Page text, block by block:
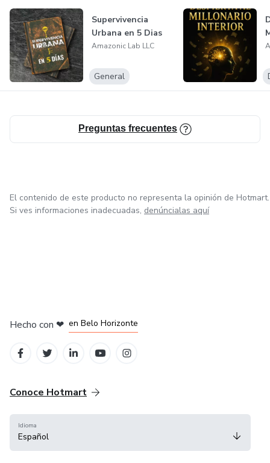
Supervivencia
Urbana en 5 Dias
Amazonic Lab LLC
General
Preguntas frecuentes
El contenido de este producto no representa la opinión de Hotmart.
Si ves informaciones inadecuadas, denúncialas aquí
Hecho con ❤ en Belo Horizonte
Conoce Hotmart
Idioma
Español